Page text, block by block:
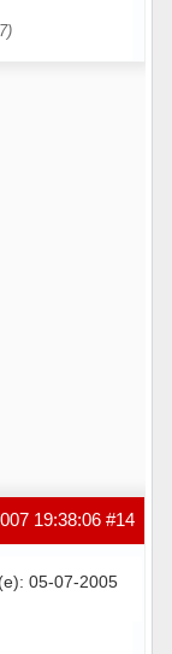
#14
19:38:06
05-07-2005